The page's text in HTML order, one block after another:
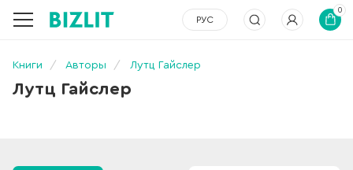
РУС
0
Книги Авторы Лутц Гайслер
Лутц Гайслер